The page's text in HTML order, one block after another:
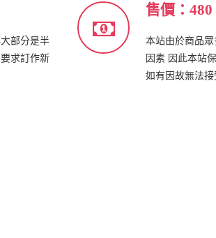
部分是半
求訂作新
售價：480
本站由於商品
因素 因此本站
如有因故無法